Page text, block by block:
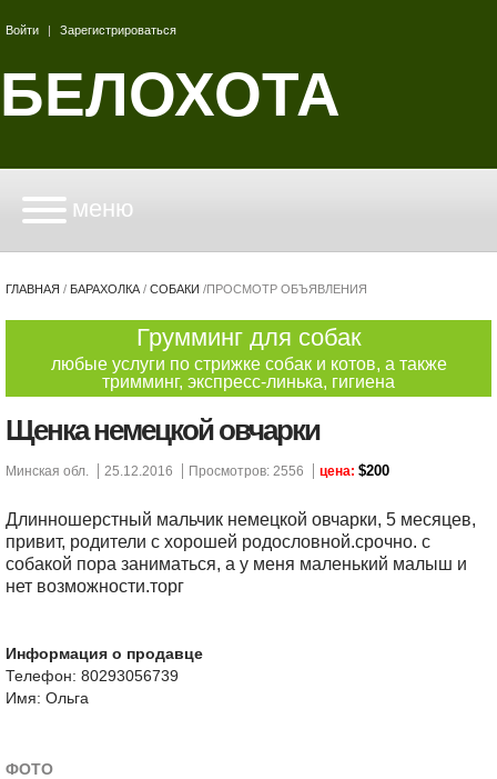
Войти | Зарегистрироваться
БЕЛОХОТА
меню
ГЛАВНАЯ / БАРАХОЛКА / СОБАКИ /ПРОСМОТР ОБЪЯВЛЕНИЯ
Грумминг для собак
любые услуги по стрижке собак и котов, а также
тримминг, экспресс-линька, гигиена
Щенка немецкой овчарки
Минская обл. 25.12.2016 Просмотров: 2556 цена: $200
Длинношерстный мальчик немецкой овчарки, 5 месяцев,
привит, родители с хорошей родословной.срочно. с
собакой пора заниматься, а у меня маленький малыш и
нет возможности.торг
Информация о продавце
Телефон: 80293056739
Имя: Ольга
ФОТО